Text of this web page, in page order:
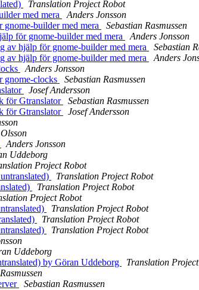
Translation Project Robot
med mera
Anders Jonsson
builder med mera
Sebastian Rasmussen
för gnome-builder med mera
Anders Jonsson
av hjälp för gnome-builder med mera
Sebastian
av hjälp för gnome-builder med mera
Anders
Anders Jonsson
gnome-clocks
Sebastian Rasmussen
Josef Andersson
för Gtranslator
Sebastian Rasmussen
för Gtranslator
Josef Andersson
Anders Jonsson
Uddeborg
Project Robot
Translation Project Robot
Translation Project Robot
Project Robot
Translation Project Robot
Translation Project Robot
Translation Project Robot
Uddeborg
by Göran Uddeborg
Translation
Sebastian Rasmussen